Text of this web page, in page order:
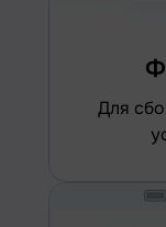
для сбора контактов с настройкой